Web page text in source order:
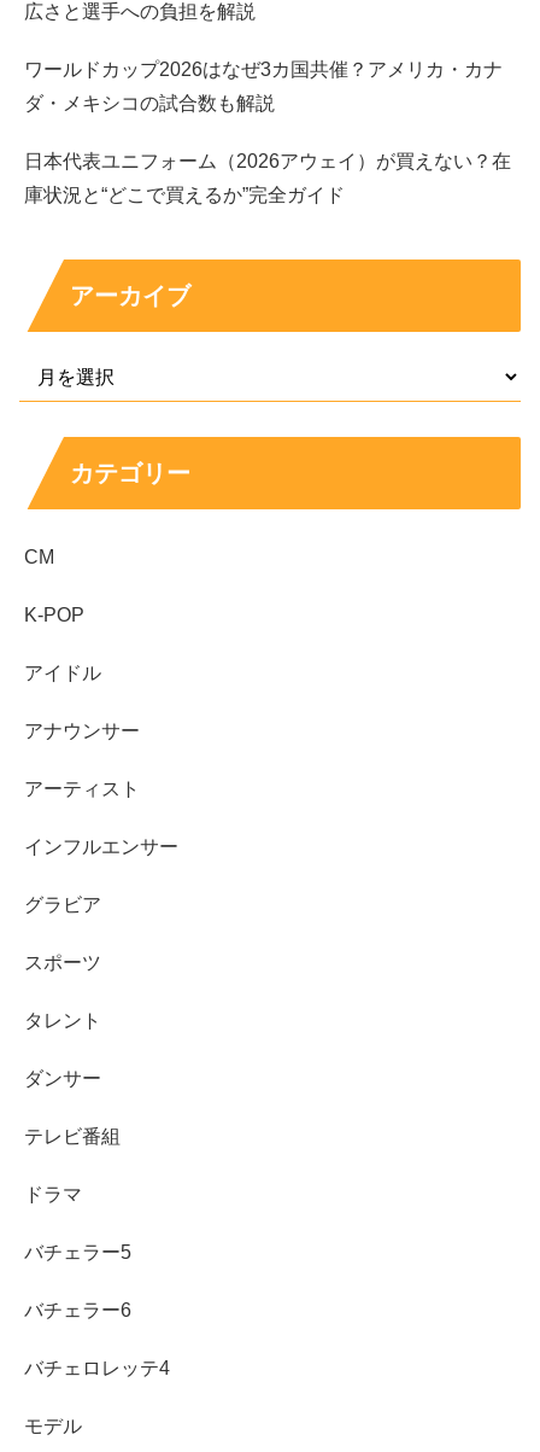
October 9, 2021
日本対クロアチア戦、お疲れ様でした！サッカー
とは無縁の人生でしたが、モノマネを通じて知ら
#遠藤航
#ABEMAでFIFAワールドカップ
このように、単独で『オールスター感謝祭』のミニマラソ
とはいえ、私も吉本所属の知人から話を聞いたことがあり
える方々も星の数ほどいるという世界ですので、
広さと選手への負担を解説
ワールドカップ2026はなぜ3カ国共催？アメリカ・カナ
ダ・メキシコの試合数も解説
日本代表ユニフォーム（2026アウェイ）が買えない？在
庫状況と“どこで買えるか”完全ガイド
アーカイブ
カテゴリー
CM
K-POP
アイドル
アナウンサー
アーティスト
インフルエンサー
グラビア
スポーツ
タレント
ダンサー
テレビ番組
ドラマ
バチェラー5
バチェラー6
バチェロレッテ4
モデル